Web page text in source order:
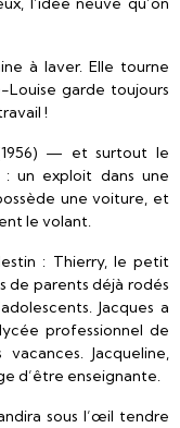
à laver. Elle tourne
Louise garde toujours
!
— et surtout le
un exploit dans une
une voiture, et
le volant.
: Thierry, le petit
de parents déjà rodés
Jacques a
professionnel de
Jacqueline,
d’être enseignante.
sous l’œil tendre